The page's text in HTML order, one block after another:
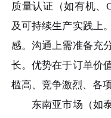
质量认证（如有机、
及可持续生产实践上
感。沟通上需准备充
长。优势在于订单价
槛高、竞争激烈、各
东南亚市场（如泰